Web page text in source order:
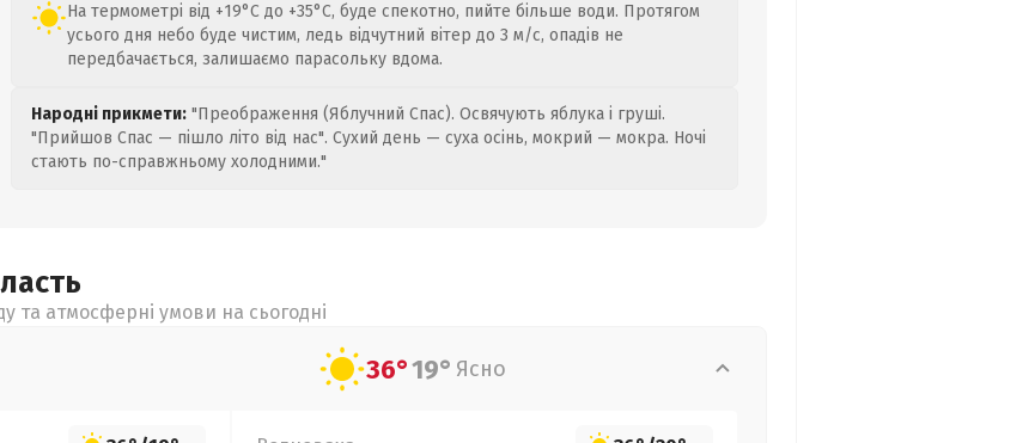
На термометрі від +19°C до +35°C, буде спекотно, пийте більше води. Протягом
усього дня небо буде чистим, ледь відчутний вітер до 3 м/с, опадів не
передбачається, залишаємо парасольку вдома.
Народні прикмети: "Преображення (Яблучний Спас). Освячують яблука і груші.
"Прийшов Спас — пішло літо від нас". Сухий день — суха осінь, мокрий — мокра. Ночі
стають по-справжньому холодними."
та атмосферні умови на сьогодні
36°19° Ясно